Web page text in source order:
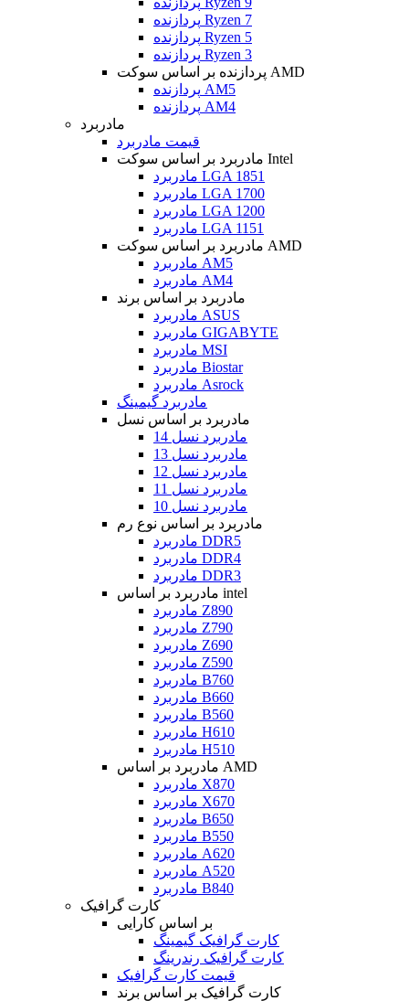
پردازنده Ryzen 7
پردازنده Ryzen 5
پردازنده Ryzen 3
پردازنده بر اساس سوکت AMD
پردازنده AM5
پردازنده AM4
مادربرد
قیمت مادربرد
مادربرد بر اساس سوکت Intel
مادربرد LGA 1851
مادربرد LGA 1700
مادربرد LGA 1200
مادربرد LGA 1151
مادربرد بر اساس سوکت AMD
مادربرد AM5
مادربرد AM4
مادربرد بر اساس برند
مادربرد ASUS
مادربرد GIGABYTE
مادربرد MSI
مادربرد Biostar
مادربرد Asrock
مادربرد گیمینگ
مادربرد بر اساس نسل
مادربرد نسل 14
مادربرد نسل 13
مادربرد نسل 12
مادربرد نسل 11
مادربرد نسل 10
مادربرد بر اساس نوع رم
مادربرد DDR5
مادربرد DDR4
مادربرد DDR3
مادربرد بر اساس intel
مادربرد Z890
مادربرد Z790
مادربرد Z690
مادربرد Z590
مادربرد B760
مادربرد B660
مادربرد B560
مادربرد H610
مادربرد H510
مادربرد بر اساس AMD
مادربرد X870
مادربرد X670
مادربرد B650
مادربرد B550
مادربرد A620
مادربرد A520
مادربرد B840
کارت گرافیک
بر اساس کارایی
کارت گرافیک گیمینگ
کارت گرافیک رندرینگ
قیمت کارت گرافیک
کارت گرافیک بر اساس برند